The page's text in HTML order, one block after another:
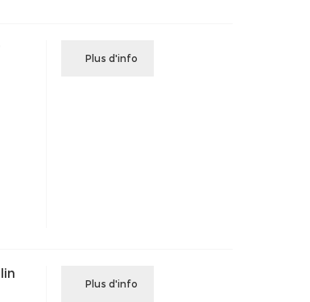
Plus d'info
Plus d'info